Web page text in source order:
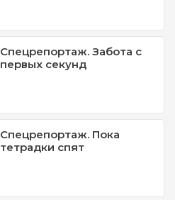
Спецрепортаж. Забота с
первых секунд
Спецрепортаж. Пока
тетрадки спят